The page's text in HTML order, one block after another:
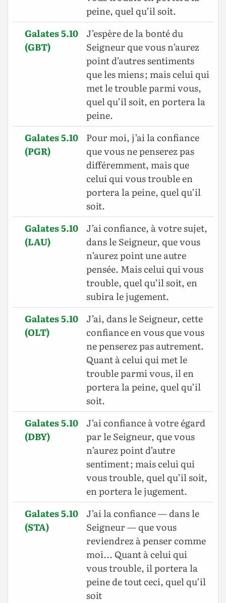
peine, quel qu’il soit.
Galates 5.10
(GBT)
J’espère de la bonté du
Seigneur que vous n’aurez
point d’autres sentiments
que les miens ; mais celui qui
met le trouble parmi vous,
quel qu’il soit, en portera la
peine.
Galates 5.10
(PGR)
Pour moi, j’ai la confiance
que vous ne penserez pas
différemment, mais que
celui qui vous trouble en
portera la peine, quel qu’il
soit.
Galates 5.10
(LAU)
J’ai confiance, à votre sujet,
dans le Seigneur, que vous
n’aurez point une autre
pensée. Mais celui qui vous
trouble, quel qu’il soit, en
subira le jugement.
Galates 5.10
(OLT)
J’ai, dans le Seigneur, cette
confiance en vous que vous
ne penserez pas autrement.
Quant à celui qui met le
trouble parmi vous, il en
portera la peine, quel qu’il
soit.
Galates 5.10
(DBY)
J’ai confiance à votre égard
par le Seigneur, que vous
n’aurez point d’autre
sentiment ; mais celui qui
vous trouble, quel qu’il soit,
en portera le jugement.
Galates 5.10
(STA)
J’ai la confiance — dans le
Seigneur — que vous
reviendrez à penser comme
moi... Quant à celui qui
vous trouble, il portera la
peine de tout ceci, quel qu’il
soit